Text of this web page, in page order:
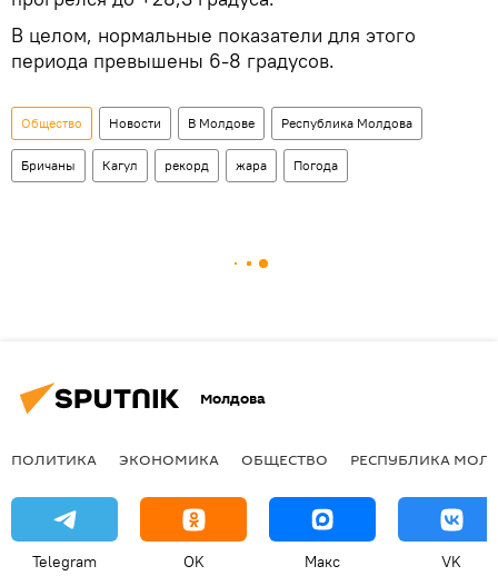
В целом, нормальные показатели для этого
периода превышены 6-8 градусов.
Общество Новости В Молдове Республика Молдова
Бричаны Кагул рекорд жара Погода
Молдова
ПОЛИТИКА ЭКОНОМИКА ОБЩЕСТВО РЕСПУБЛИКА
Telegram OK Макс VK